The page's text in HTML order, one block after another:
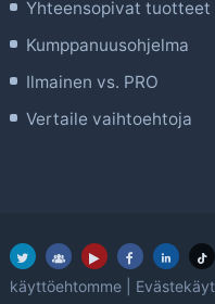
Yhteensopivat tuotteet
Kumppanuusohjelma
Ilmainen vs. PRO
Vertaile vaihtoehtoja
käyttöehtomme